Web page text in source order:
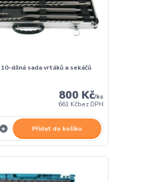
dílná sada vrtáků a sekáčů
800 Kč/ks
661 Kčbez DPH
Přidat do košíku